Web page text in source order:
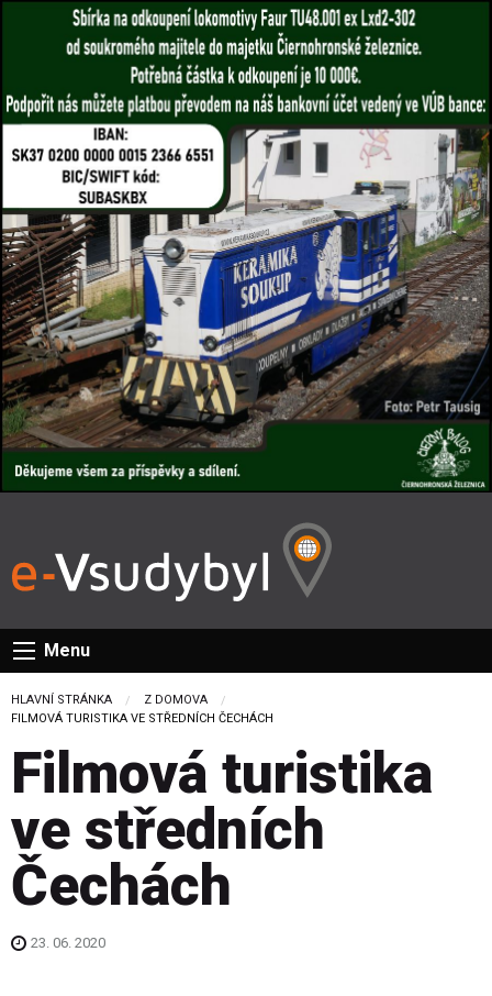
Menu
HLAVNÍ STRÁNKA
Z DOMOVA
CURRENT:
FILMOVÁ TURISTIKA VE STŘEDNÍCH ČECHÁCH
Filmová turistika
ve středních
Čechách
23. 06. 2020